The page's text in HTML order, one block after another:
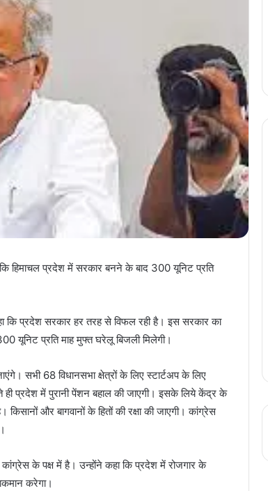
हिमाचल प्रदेश में सरकार बनने के बाद 300 यूनिट प्रति
कि प्रदेश सरकार हर तरह से विफल रही है। इस सरकार का
यूनिट प्रति माह मुफ्त घरेलू बिजली मिलेगी।
सभी 68 विधानसभा क्षेत्रों के लिए स्टार्टअप के लिए
प्रदेश में पुरानी पेंशन बहाल की जाएगी। इसके लिये केंद्र के
और बागवानों के हितों की रक्षा की जाएगी। कांग्रेस
के पक्ष में है। उन्होंने कहा कि प्रदेश में रोजगार के
करेगा।